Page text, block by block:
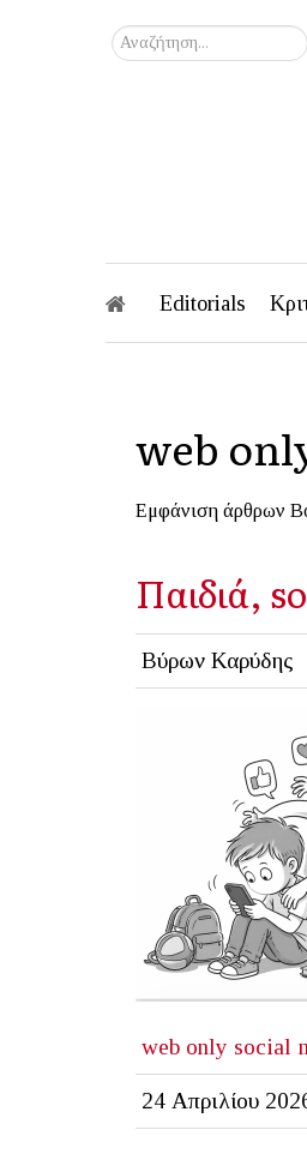
Αναζήτηση...
Editorials
web
Εμφάνιση άρθρων
Παιδιά,
Βύρων Καρύδης
web only social
24 Απριλίου